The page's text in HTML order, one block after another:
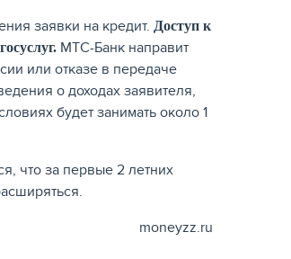
заявки на кредит. Доступ к
МТС-Банк направит
или отказе в передаче
о доходах заявителя,
будет занимать около 1
что за первые 2 летних
moneyzz.ru